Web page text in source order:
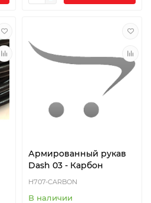
Армированный рукав
Dash 03 - Карбон
H707-CARBON
В наличии